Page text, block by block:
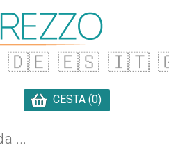
🇩🇪 🇪🇸 🇮🇹
CESTA (0)